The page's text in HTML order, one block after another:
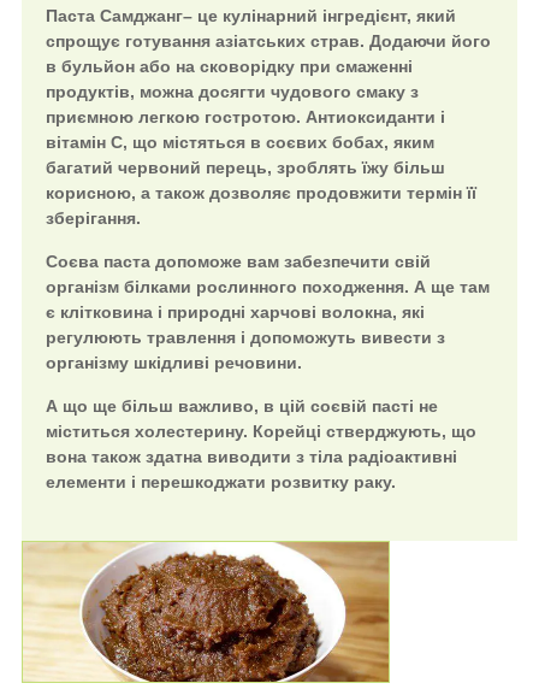
Паста Самджанг– це кулінарний інгредієнт, який
спрощує готування азіатських страв. Додаючи його
в бульйон або на сковорідку при смаженні
продуктів, можна досягти чудового смаку з
приємною легкою гостротою. Антиоксиданти і
вітамін С, що містяться в соєвих бобах, яким
багатий червоний перець, зроблять їжу більш
корисною, а також дозволяє продовжити термін її
зберігання.
Соєва паста допоможе вам забезпечити свій
організм білками рослинного походження. А ще там
є клітковина і природні харчові волокна, які
регулюють травлення і допоможуть вивести з
організму шкідливі речовини.
А що ще більш важливо, в цій соєвій пасті не
міститься холестерину. Корейці стверджують, що
вона також здатна виводити з тіла радіоактивні
елементи і перешкоджати розвитку раку.